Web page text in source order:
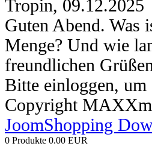
Tropin, 09.12.2025
Guten Abend. Was
Menge? Und wie
freundlichen Grüßen
Bitte einloggen, um
Copyright
JoomShopping
0 Produkte 0.00 EUR